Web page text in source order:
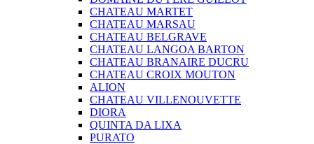
CHATEAU MARTET
CHATEAU MARSAU
CHATEAU BELGRAVE
CHATEAU LANGOA BARTON
CHATEAU BRANAIRE DUCRU
CHATEAU CROIX MOUTON
ALION
CHATEAU VILLENOUVETTE
DIORA
QUINTA DA LIXA
PURATO